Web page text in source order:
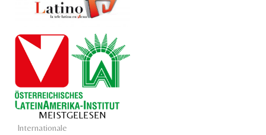
MEISTGELESEN
Internationale